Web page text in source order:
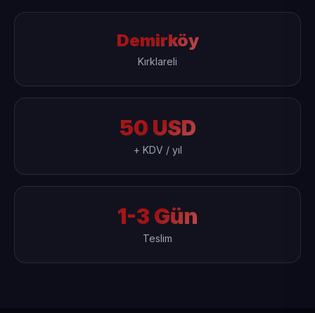
Demirköy
Kırklareli
50 USD
+ KDV / yıl
1-3 Gün
Teslim